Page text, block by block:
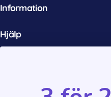
Information
Hjälp